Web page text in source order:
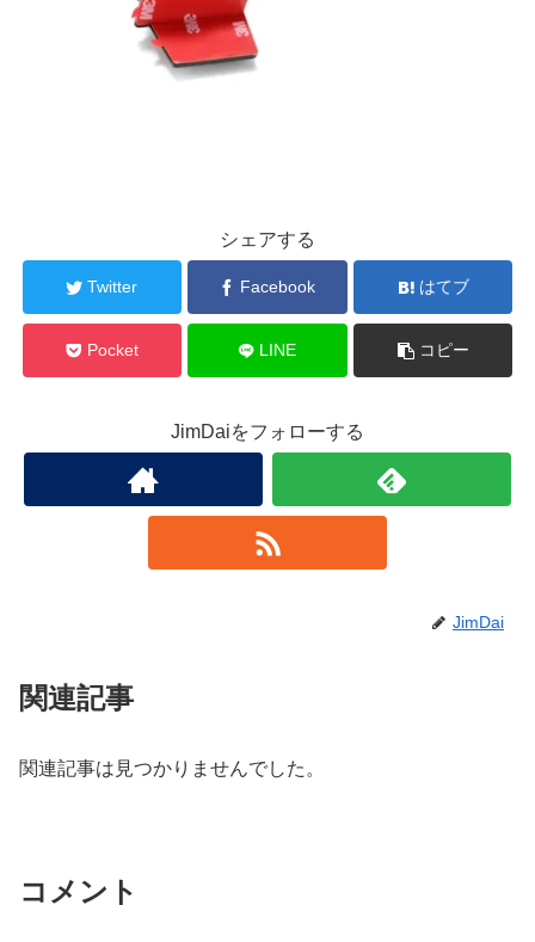
シェアする
Twitter Facebook はてブ
Pocket LINE コピー
JimDaiをフォローする
JimDai
関連記事
関連記事は見つかりませんでした。
コメント